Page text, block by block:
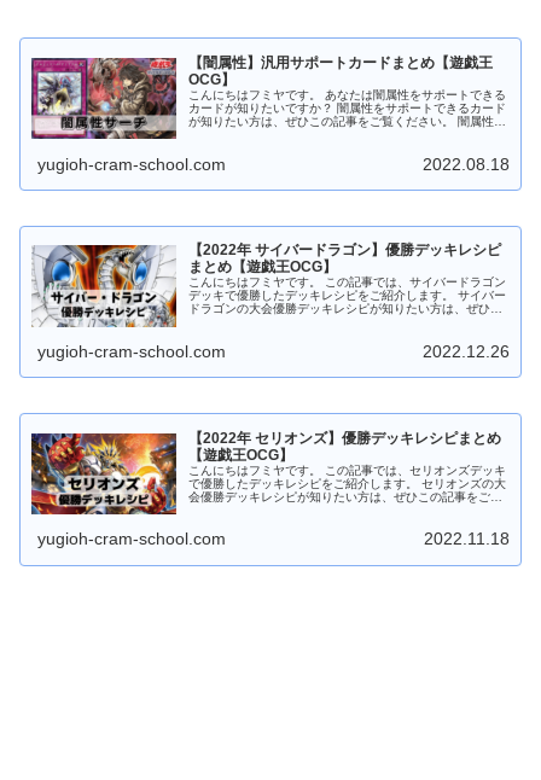
【闇属性】汎用サポートカードまとめ【遊戯王
OCG】
こんにちはフミヤです。 あなたは闇属性をサポートできる
カードが知りたいですか？ 闇属性をサポートできるカード
が知りたい方は、ぜひこの記事をご覧ください。 闇属性モ
yugioh-cram-school.com 2022.08.18
【2022年 サイバードラゴン】優勝デッキレシピ
まとめ【遊戯王OCG】
こんにちはフミヤです。 この記事では、サイバードラゴン
デッキで優勝したデッキレシピをご紹介します。 サイバー
ドラゴンの大会優勝デッキレシピが知りたい方は、ぜひこ
yugioh-cram-school.com 2022.12.26
【2022年 セリオンズ】優勝デッキレシピまとめ
【遊戯王OCG】
こんにちはフミヤです。 この記事では、セリオンズデッキ
で優勝したデッキレシピをご紹介します。 セリオンズの大
会優勝デッキレシピが知りたい方は、ぜひこの記事をご覧
yugioh-cram-school.com 2022.11.18